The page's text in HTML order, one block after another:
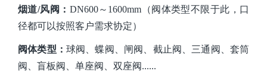
烟道/风阀： DN600～1600mm（阀体类型不限于此，口
径都可以按照客户需求协定）
阀体类型 ： 球阀 、蝶阀
闸阀、截止阀、三通阀、套筒
阀、盲板阀、单座阀、双座阀......